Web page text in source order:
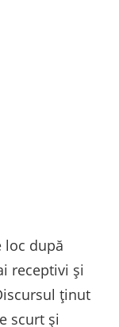
loc după
receptivi și
ținut
scurt și